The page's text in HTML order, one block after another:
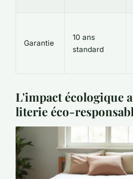
Garantie
10 ans
standard
L'impact écologique
literie éco-